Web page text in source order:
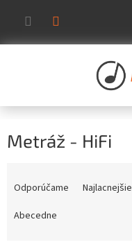
obsah
Metráž - HiFi
Odporúčame Najlacnejšie
Abecedne